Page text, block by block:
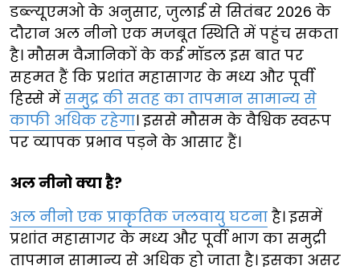
डब्ल्यूएमओ के अनुसार, जुलाई से सितंबर 2026 के
दौरान अल नीनो एक मजबूत स्थिति में पहुंच सकता
है। मौसम वैज्ञानिकों के कई मॉडल इस बात पर
सहमत हैं कि प्रशांत महासागर के मध्य और पूर्वी
हिस्से में समुद्र की सतह का तापमान सामान्य से
काफी अधिक रहेगा। इससे मौसम के वैश्विक स्वरूप
पर व्यापक प्रभाव पड़ने के आसार हैं।
अल नीनो क्या है?
अल नीनो एक प्राकृतिक जलवायु घटना है। इसमें
प्रशांत महासागर के मध्य और पूर्वी भाग का समुद्री
तापमान सामान्य से अधिक हो जाता है। इसका असर